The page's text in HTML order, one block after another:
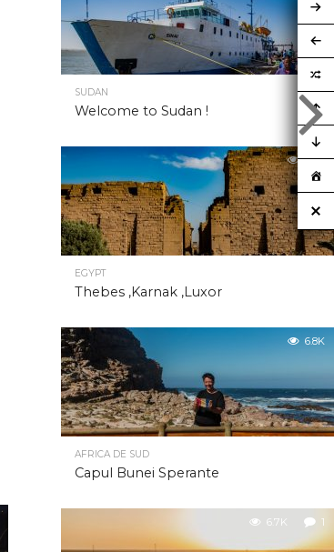
SUDAN
Welcome to Sudan !
6.8K
EGYPT
Thebes ,Karnak ,Luxor
6.8K
AFRICA DE SUD
Capul Bunei Sperante
6.7K 1